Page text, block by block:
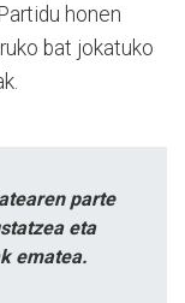
honen
bat jokatuko
parte
eta
ematea.